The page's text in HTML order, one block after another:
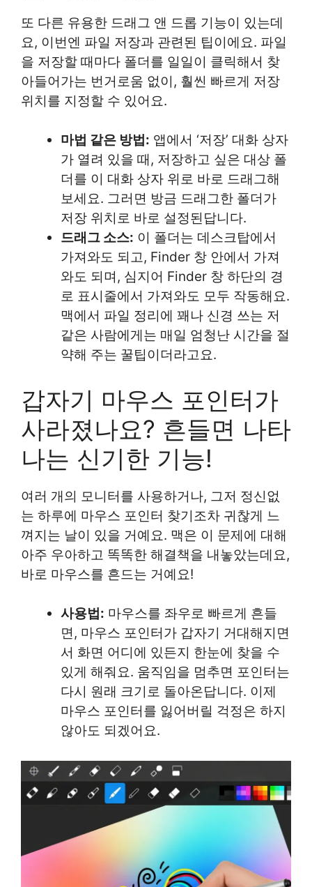
또 다른 유용한 드래그 앤 드롭 기능이 있는데
요, 이번엔 파일 저장과 관련된 팁이에요. 파일
을 저장할 때마다 폴더를 일일이 클릭해서 찾
아들어가는 번거로움 없이, 훨씬 빠르게 저장
위치를 지정할 수 있어요.
마법 같은 방법: 앱에서 ‘저장’ 대화 상자
가 열려 있을 때, 저장하고 싶은 대상 폴
더를 이 대화 상자 위로 바로 드래그해
보세요. 그러면 방금 드래그한 폴더가
저장 위치로 바로 설정된답니다.
드래그 소스: 이 폴더는 데스크탑에서
가져와도 되고, Finder 창 안에서 가져
와도 되며, 심지어 Finder 창 하단의 경
로 표시줄에서 가져와도 모두 작동해요.
맥에서 파일 정리에 꽤나 신경 쓰는 저
같은 사람에게는 매일 엄청난 시간을 절
약해 주는 꿀팁이더라고요.
갑자기 마우스 포인터가
사라졌나요? 흔들면 나타
나는 신기한 기능!
여러 개의 모니터를 사용하거나, 그저 정신없
는 하루에 마우스 포인터 찾기조차 귀찮게 느
껴지는 날이 있을 거예요. 맥은 이 문제에 대해
아주 우아하고 똑똑한 해결책을 내놓았는데요,
바로 마우스를 흔드는 거예요!
사용법: 마우스를 좌우로 빠르게 흔들
면, 마우스 포인터가 갑자기 거대해지면
서 화면 어디에 있든지 한눈에 찾을 수
있게 해줘요. 움직임을 멈추면 포인터는
다시 원래 크기로 돌아온답니다. 이제
마우스 포인터를 잃어버릴 걱정은 하지
않아도 되겠어요.